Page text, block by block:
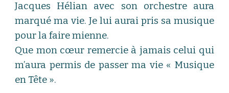
Jacques Hélian avec son orchestre aura
marqué ma vie. Je lui aurai pris sa musique
pour la faire mienne.
Que mon cœur remercie à jamais celui qui
m’aura permis de passer ma vie « Musique
en Tête ».